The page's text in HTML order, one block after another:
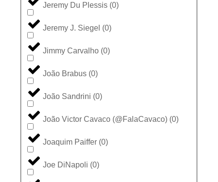
Jeremy Du Plessis (0)
Jeremy J. Siegel (0)
Jimmy Carvalho (0)
João Brabus (0)
João Sandrini (0)
João Victor Cavaco (@FalaCavaco) (0)
Joaquim Paiffer (0)
Joe DiNapoli (0)